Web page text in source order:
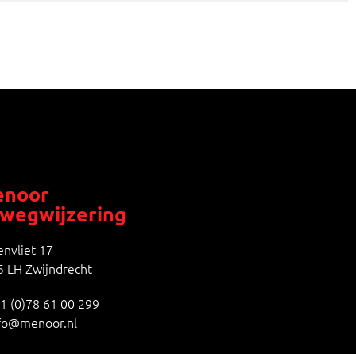
17
LH Zwijndrecht
(0)78 61 00 299